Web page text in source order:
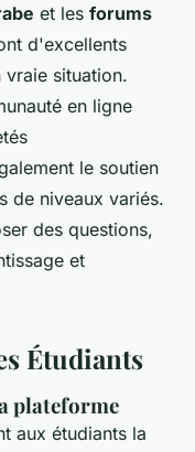
et les forums
d'excellents
vraie situation.
en ligne
le soutien
de niveaux variés.
des questions,
et
Étudiants
plateforme
aux étudiants la